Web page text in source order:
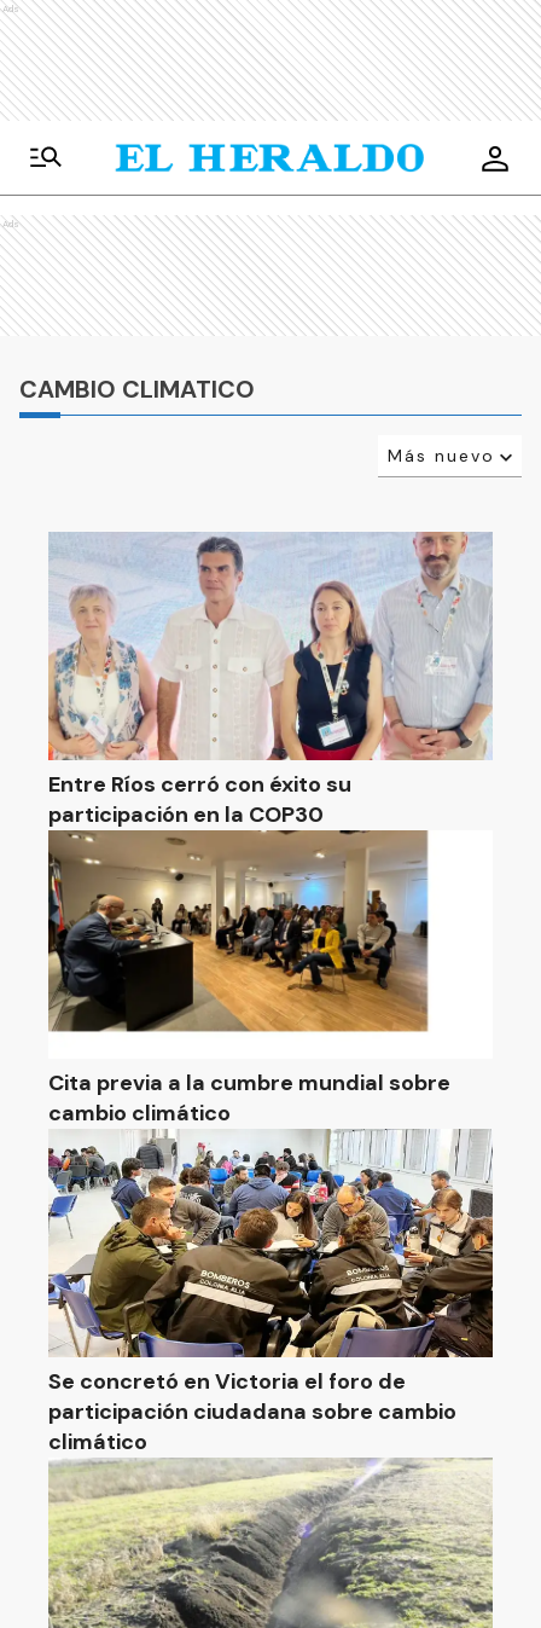
Ads
Ads
CAMBIO CLIMATICO
Más nuevo
Entre Ríos cerró con éxito su
participación en la COP30
Cita previa a la cumbre mundial sobre
cambio climático
Se concretó en Victoria el foro de
participación ciudadana sobre cambio
climático